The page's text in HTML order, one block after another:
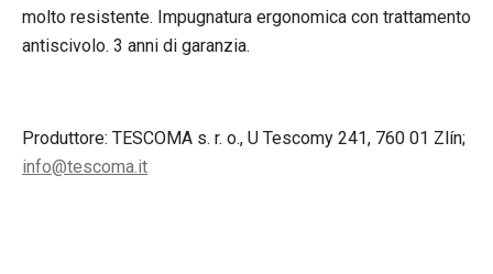
molto resistente. Impugnatura ergonomica con trattamento
antiscivolo. 3 anni di garanzia.
Produttore: TESCOMA s. r. o., U Tescomy 241, 760 01 Zlín;
info@tescoma.it